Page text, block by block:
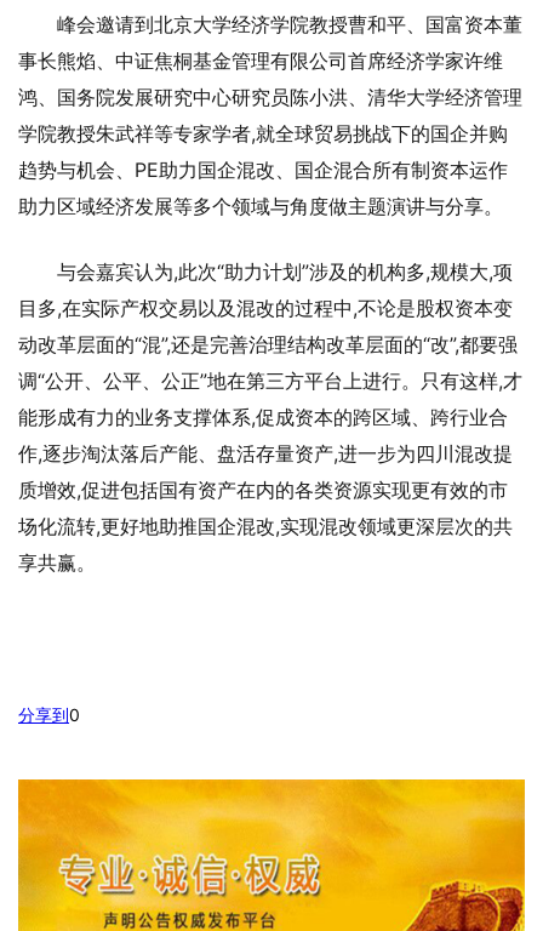
峰会邀请到北京大学经济学院教授曹和平、国富资本董
事长熊焰、中证焦桐基金管理有限公司首席经济学家许维
鸿、国务院发展研究中心研究员陈小洪、清华大学经济管理
学院教授朱武祥等专家学者,就全球贸易挑战下的国企并购
趋势与机会、PE助力国企混改、国企混合所有制资本运作
助力区域经济发展等多个领域与角度做主题演讲与分享。
与会嘉宾认为,此次“助力计划”涉及的机构多,规模大,项
目多,在实际产权交易以及混改的过程中,不论是股权资本变
动改革层面的“混”,还是完善治理结构改革层面的“改”,都要强
调“公开、公平、公正”地在第三方平台上进行。只有这样,才
能形成有力的业务支撑体系,促成资本的跨区域、跨行业合
作,逐步淘汰落后产能、盘活存量资产,进一步为四川混改提
质增效,促进包括国有资产在内的各类资源实现更有效的市
场化流转,更好地助推国企混改,实现混改领域更深层次的共
享共赢。
分享到0